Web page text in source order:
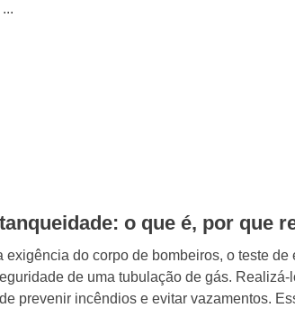
o que é, por que
exigência do corpo de bombeiros, o teste de
de uma tubulação de gás. Realizá-
prevenir incêndios e evitar vazamentos.